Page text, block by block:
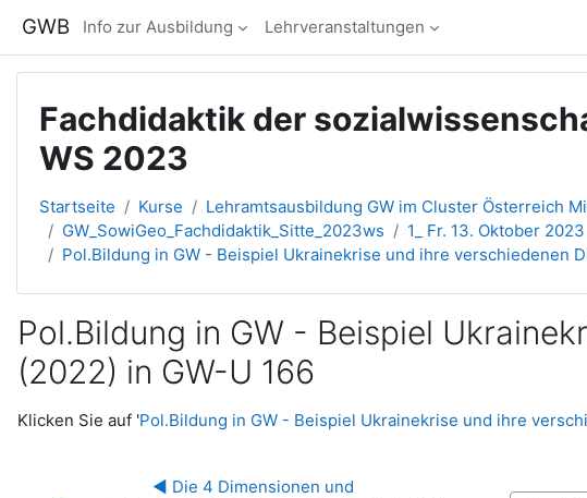
GWB Info zur Ausbildung Lehrveranstaltungen
Fachdidaktik der
WS 2023
Startseite Kurse Lehramtsausbildung GW im Cluster Österreich
GW_SowiGeo_Fachdidaktik_Sitte_2023ws
1_ Fr. 13. Oktober 2023
Pol.Bildung in GW - Beispiel Ukrainekrise und ihre verschiedenen
Pol.Bildung in GW - Beispiel
(2022) in GW-U 166
Abschlussbedingungen
Klicken Sie auf 'Pol.Bildung in GW - Beispiel Ukrainekrise und ihre
◀︎ Die 4 Dimensionen und